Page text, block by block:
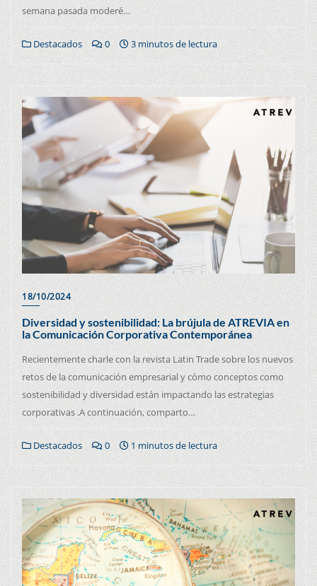
semana pasada moderé…
Destacados 0 3 minutos de lectura
18/10/2024
Diversidad y sostenibilidad: La brújula de ATREVIA en
la Comunicación Corporativa Contemporánea
Recientemente charle con la revista Latin Trade sobre los nuevos
retos de la comunicación empresarial y cómo conceptos como
sostenibilidad y diversidad están impactando las estrategias
corporativas .A continuación, comparto…
Destacados 0 1 minutos de lectura